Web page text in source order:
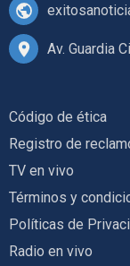
Av. Guardia
Código de ética
Registro de
TV en vivo
Términos y
Políticas de
Radio en vivo